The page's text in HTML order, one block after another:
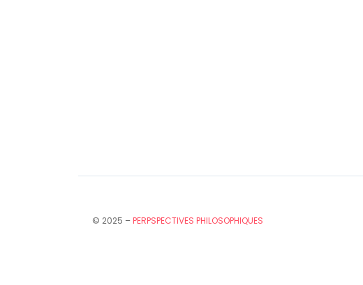
© 2025 –PERPSPECTIVES PHILOSOPHIQUES